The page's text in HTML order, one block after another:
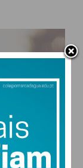
humidade
2m/s OSO
27°